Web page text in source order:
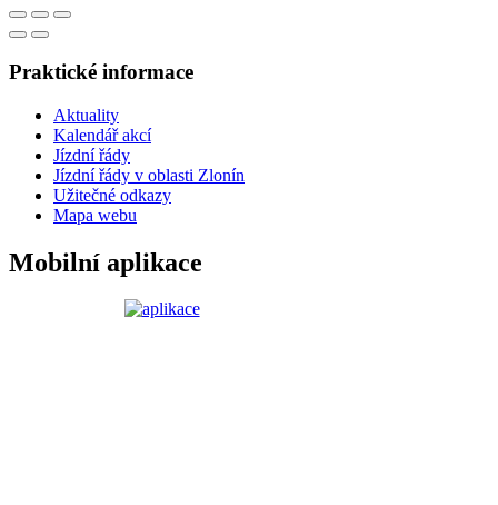
Praktické informace
Aktuality
Kalendář akcí
Jízdní řády
Jízdní řády v oblasti Zlonín
Užitečné odkazy
Mapa webu
Mobilní aplikace